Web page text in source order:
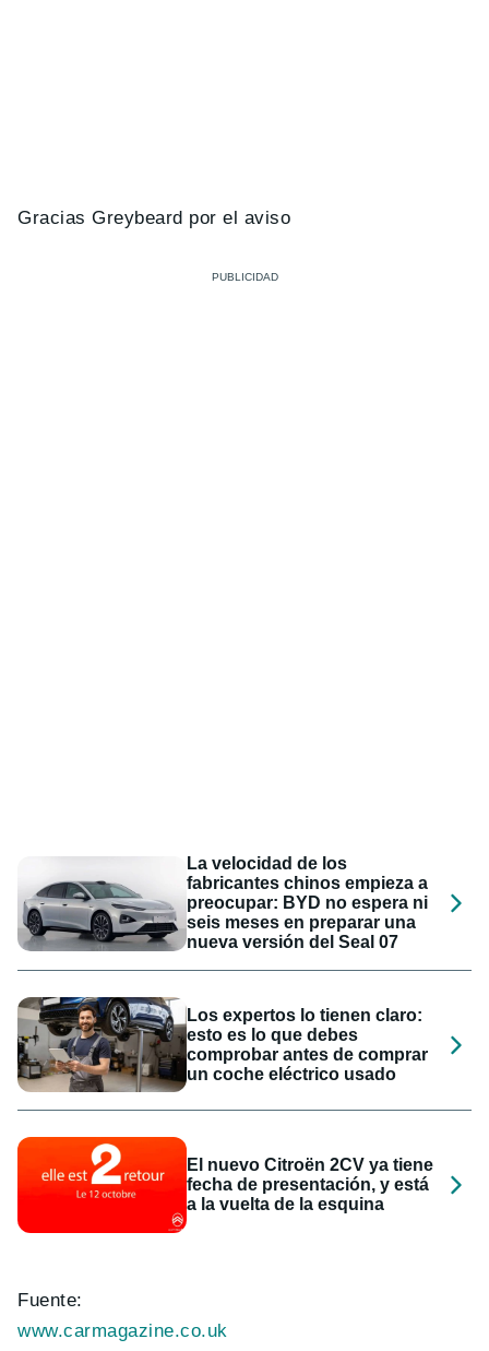
Gracias Greybeard por el aviso
La velocidad de los
fabricantes chinos empieza a
preocupar: BYD no espera ni
seis meses en preparar una
nueva versión del Seal 07
Los expertos lo tienen claro:
esto es lo que debes
comprobar antes de comprar
un coche eléctrico usado
El nuevo Citroën 2CV ya tiene
fecha de presentación, y está
a la vuelta de la esquina
Fuente:
www.carmagazine.co.uk